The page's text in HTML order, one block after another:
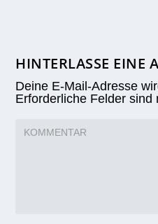
HINTERLASSE EINE
Deine E-Mail-Adresse
Erforderliche Felder